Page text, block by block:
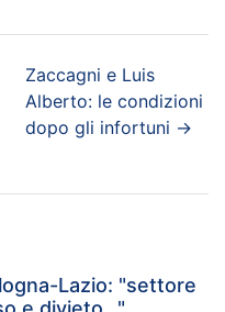
Zaccagni e Luis
Alberto: le condizioni
dopo gli infortuni →
Lazio: "settore